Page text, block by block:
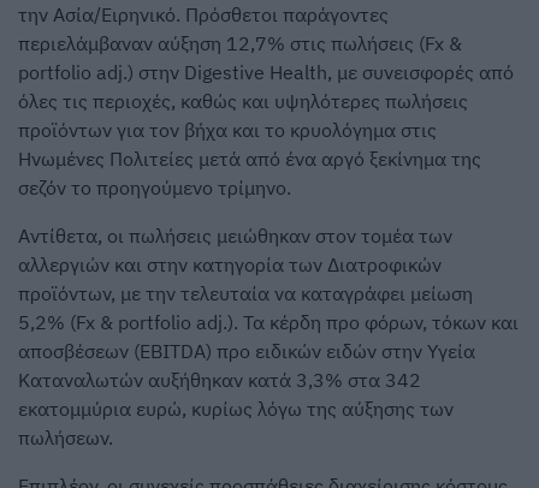
την Ασία/Ειρηνικό. Πρόσθετοι παράγοντες
περιελάμβαναν αύξηση 12,7% στις πωλήσεις (Fx &
portfolio adj.) στην Digestive Health, με συνεισφορές από
όλες τις περιοχές, καθώς και υψηλότερες πωλήσεις
προϊόντων για τον βήχα και το κρυολόγημα στις
Ηνωμένες Πολιτείες μετά από ένα αργό ξεκίνημα της
σεζόν το προηγούμενο τρίμηνο.
Αντίθετα, οι πωλήσεις μειώθηκαν στον τομέα των
αλλεργιών και στην κατηγορία των Διατροφικών
προϊόντων, με την τελευταία να καταγράφει μείωση
5,2% (Fx & portfolio adj.). Τα κέρδη προ φόρων, τόκων και
αποσβέσεων (EBITDA) προ ειδικών ειδών στην Υγεία
Καταναλωτών αυξήθηκαν κατά 3,3% στα 342
εκατομμύρια ευρώ, κυρίως λόγω της αύξησης των
πωλήσεων.